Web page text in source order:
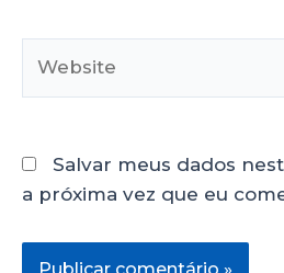
Salvar meus dados
a próxima vez que eu